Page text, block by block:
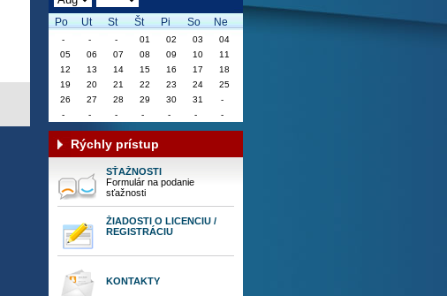
Po Ut St Št Pi So Ne
Rýchly prístup
SŤAŽNOSTI
Formulár na podanie
sťažnosti
ŽIADOSTI O LICENCIU /
REGISTRÁCIU
KONTAKTY